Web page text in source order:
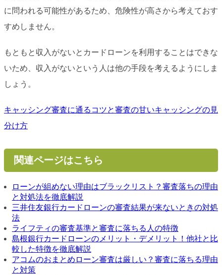
に問われる可能性があるため、危険性が高さから考えておす
すめしません。
もともと収入がないとカードローンを利用することはできな
いため、収入がないという人は他の手段を考えるようにしま
しょう。
キャッシング審査に通るコツと審査の甘いキャッシングの見
分け方
関連ページはこちら
ローンが組めない理由はブラックリスト？審査落ちの理由
と対処法を徹底解説
三井住友銀行カードローンの審査結果が来ないときの対処
法
ライフティの審査基準と審査に落ちる人の特徴
島根銀行カードローンのメリット・デメリット！他社と比
較した特徴を徹底解説
アコムのおまとめローン審査は厳しい？審査に落ちる理由
と対策